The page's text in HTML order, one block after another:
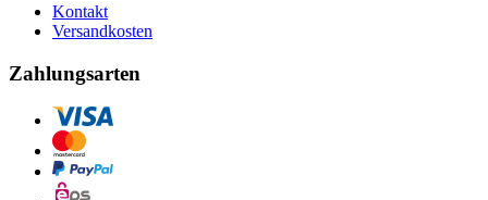
Kontakt
Versandkosten
Zahlungsarten